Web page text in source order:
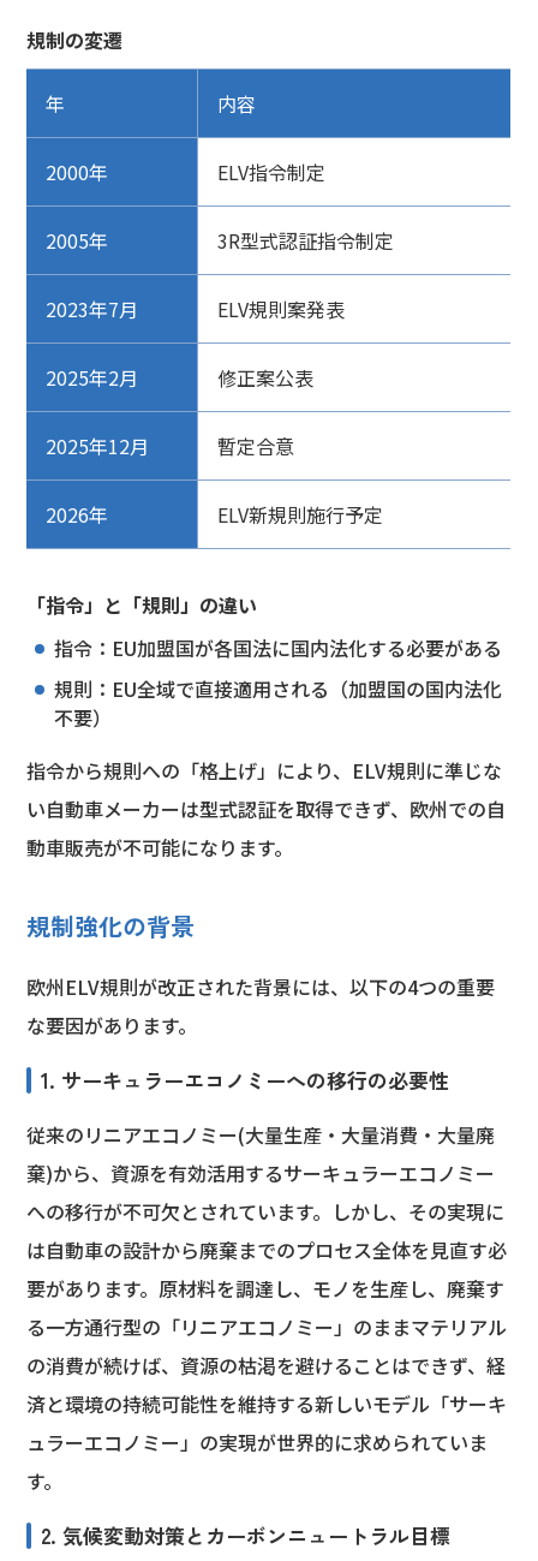
規制の変遷
年 内容
2000年 ELV指令制定
2005年 3R型式認証指令制定
2023年7月 ELV規則案発表
2025年2月 修正案公表
2025年12月 暫定合意
2026年 ELV新規則施行予定
「指令」と「規則」の違い
指令：EU加盟国が各国法に国内法化する必要がある
規則：EU全域で直接適用される（加盟国の国内法化
不要）
指令から規則への「格上げ」により、ELV規則に準じな
い自動車メーカーは型式認証を取得できず、欧州での自
動車販売が不可能になります。
規制強化の背景
欧州ELV規則が改正された背景には、以下の4つの重要
な要因があります。
1. サーキュラーエコノミーへの移行の必要性
従来のリニアエコノミー(大量生産・大量消費・大量廃
棄)から、資源を有効活用するサーキュラーエコノミー
への移行が不可欠とされています。しかし、その実現に
は自動車の設計から廃棄までのプロセス全体を見直す必
要があります。原材料を調達し、モノを生産し、廃棄す
る一方通行型の「リニアエコノミー」のままマテリアル
の消費が続けば、資源の枯渇を避けることはできず、経
済と環境の持続可能性を維持する新しいモデル「サーキ
ュラーエコノミー」の実現が世界的に求められていま
す。
2. 気候変動対策とカーボンニュートラル目標